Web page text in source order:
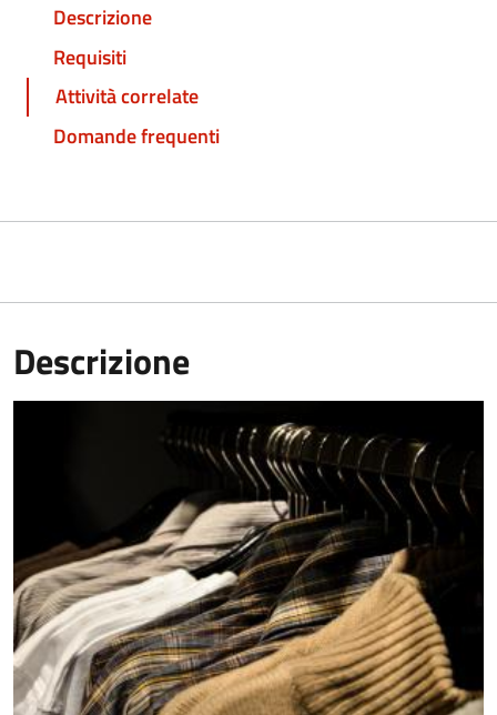
Descrizione
Requisiti
Attività correlate
Domande frequenti
Descrizione